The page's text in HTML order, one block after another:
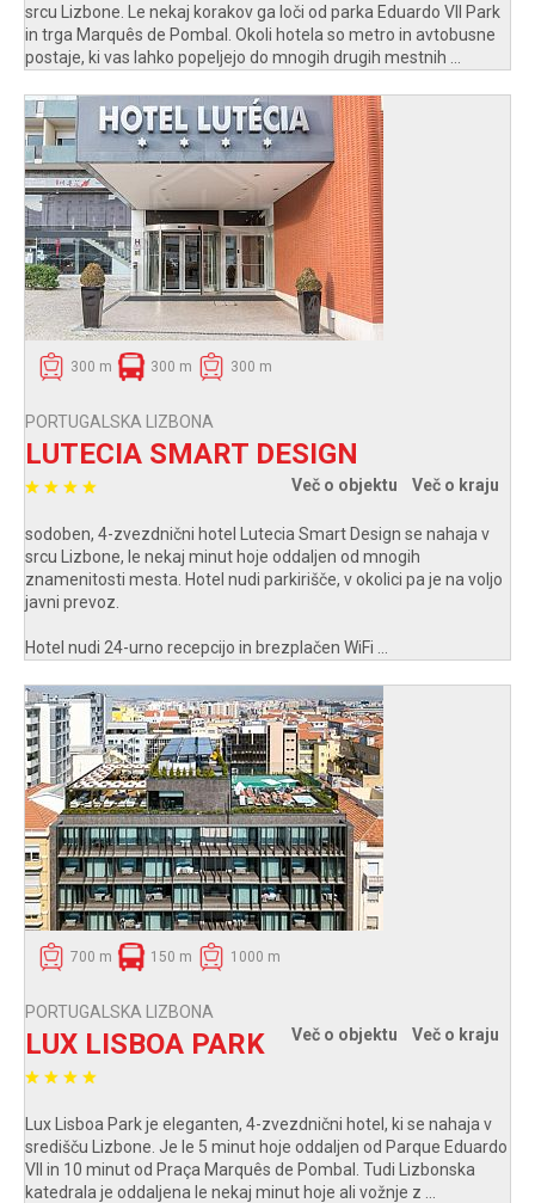
srcu Lizbone. Le nekaj korakov ga loči od parka Eduardo VII Park
in trga Marquês de Pombal. Okoli hotela so metro in avtobusne
postaje, ki vas lahko popeljejo do mnogih drugih mestnih ...
300 m 300 m 300 m
PORTUGALSKA LIZBONA
LUTECIA SMART DESIGN
Več o objektu Več o kraju
sodoben, 4-zvezdnični hotel Lutecia Smart Design se nahaja v
srcu Lizbone, le nekaj minut hoje oddaljen od mnogih
znamenitosti mesta. Hotel nudi parkirišče, v okolici pa je na voljo
javni prevoz.
Hotel nudi 24-urno recepcijo in brezplačen WiFi ...
700 m 150 m 1000 m
PORTUGALSKA LIZBONA
LUX LISBOA PARK Več o objektu Več o kraju
Lux Lisboa Park je eleganten, 4-zvezdnični hotel, ki se nahaja v
središču Lizbone. Je le 5 minut hoje oddaljen od Parque Eduardo
VII in 10 minut od Praça Marquês de Pombal. Tudi Lizbonska
katedrala je oddaljena le nekaj minut hoje ali vožnje z ...